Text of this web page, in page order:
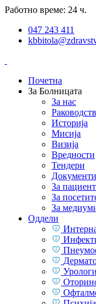
Работно време: 24 ч.
047 243 411
Почетна
За Болницата
За нас
Историја
Мисија
Визија
Вредности
Тендери
Документи
За
За
За
Оддели